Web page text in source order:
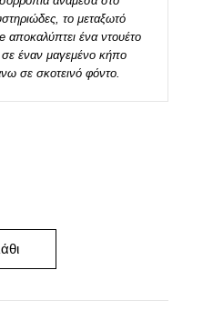
το μεταξωτό
αποκαλύπτει ένα ντουέτο
έναν μαγεμένο κήπο
σε σκοτεινό φόντο.